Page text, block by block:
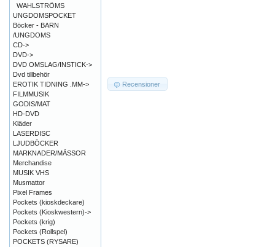
Recensioner
WAHLSTRÖMS
UNGDOMSPOCKET
Böcker - BARN
/UNGDOMS
CD->
DVD->
DVD OMSLAG/INSTICK->
Dvd tillbehör
EROTIK TIDNING .MM->
FILMMUSIK
GODIS/MAT
HD-DVD
Kläder
LASERDISC
LJUDBÖCKER
MARKNADER/MÄSSOR
Merchandise
MUSIK VHS
Musmattor
Pixel Frames
Pockets (kioskdeckare)
Pockets (Kioskwestern)->
Pockets (krig)
Pockets (Rollspel)
POCKETS (RYSARE)